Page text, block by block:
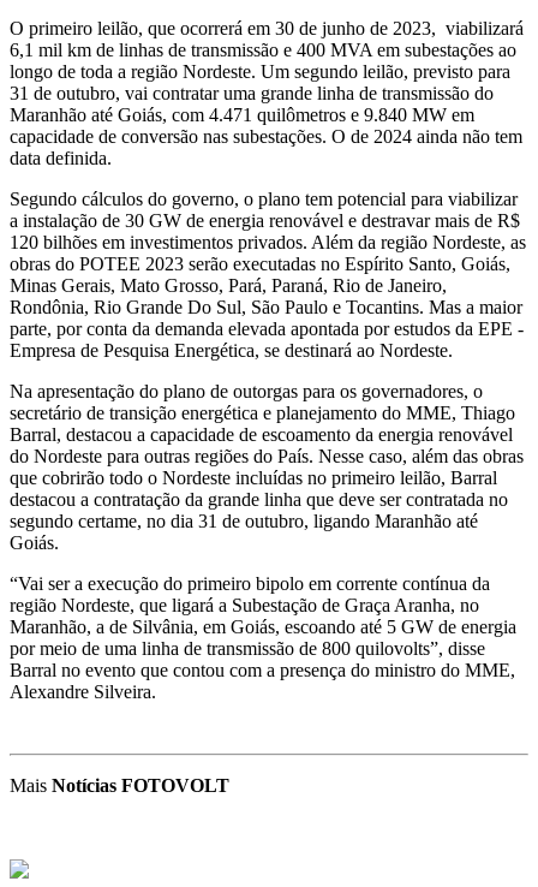
O primeiro leilão, que ocorrerá em 30 de junho de 2023, viabilizará
6,1 mil km de linhas de transmissão e 400 MVA em subestações ao
longo de toda a região Nordeste. Um segundo leilão, previsto para
31 de outubro, vai contratar uma grande linha de transmissão do
Maranhão até Goiás, com 4.471 quilômetros e 9.840 MW em
capacidade de conversão nas subestações. O de 2024 ainda não tem
data definida.
Segundo cálculos do governo, o plano tem potencial para viabilizar
a instalação de 30 GW de energia renovável e destravar mais de R$
120 bilhões em investimentos privados. Além da região Nordeste, as
obras do POTEE 2023 serão executadas no Espírito Santo, Goiás,
Minas Gerais, Mato Grosso, Pará, Paraná, Rio de Janeiro,
Rondônia, Rio Grande Do Sul, São Paulo e Tocantins. Mas a maior
parte, por conta da demanda elevada apontada por estudos da EPE -
Empresa de Pesquisa Energética, se destinará ao Nordeste.
Na apresentação do plano de outorgas para os governadores, o
secretário de transição energética e planejamento do MME, Thiago
Barral, destacou a capacidade de escoamento da energia renovável
do Nordeste para outras regiões do País. Nesse caso, além das obras
que cobrirão todo o Nordeste incluídas no primeiro leilão, Barral
destacou a contratação da grande linha que deve ser contratada no
segundo certame, no dia 31 de outubro, ligando Maranhão até
Goiás.
“Vai ser a execução do primeiro bipolo em corrente contínua da
região Nordeste, que ligará a Subestação de Graça Aranha, no
Maranhão, a de Silvânia, em Goiás, escoando até 5 GW de energia
por meio de uma linha de transmissão de 800 quilovolts”, disse
Barral no evento que contou com a presença do ministro do MME,
Alexandre Silveira.
Mais Notícias FOTOVOLT